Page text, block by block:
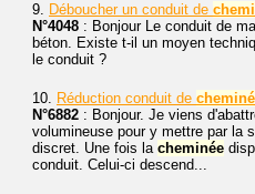
9. Déboucher un conduit de
N°4048 : Bonjour Le conduit de
béton. Existe t-il un moyen
le conduit ?
10. Réduction conduit de
N°6882 : Bonjour. Je viens
volumineuse pour y mettre par la
discret. Une fois la cheminée
conduit. Celui-ci descend...